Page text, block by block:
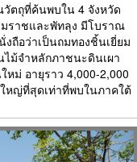
ตถุที่ค้นพบใน 4 จังหวัด
ราชและพัทลุง มีโบราณ
ถือว่าเป็นถมทองชิ้นเยี่ยม
ม้จำหลักภาชนะดินเผา
ม่ อายุราว 4,000-2,000
หญ่ที่สุดเท่าที่พบในภาคใต้